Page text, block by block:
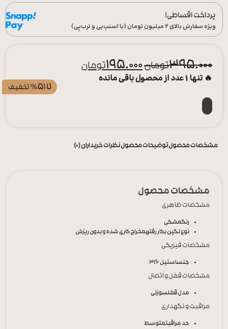
پرداخت اقساطی!
ویژه سفارش‌ بالای ۲ میلیون تومان (با اسنپ‌پی و ترب‌پِی)
395.000تومان195.000تومان
🔥 تنها 1 عدد از محصول باقی مانده
تا 51%
مشخصات محصولتوضیحات محصولنظرات خریداران (0)
مشخصات محصول
مشخصات ظاهری
رنگمشکی
نوع نگین بکار رفتهمخراج کاری شده و بدون ریزش
مشخصات فیزیکی
جنساستیل 316
مشخصات قفل و اتصال
مدل قفلسوزنی
مراقبت و نگهداری
حد مراقبتمتوسط